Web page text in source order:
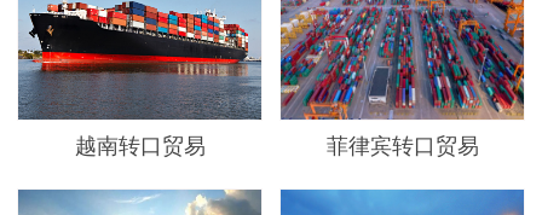
越南转口贸易 菲律宾转口贸易